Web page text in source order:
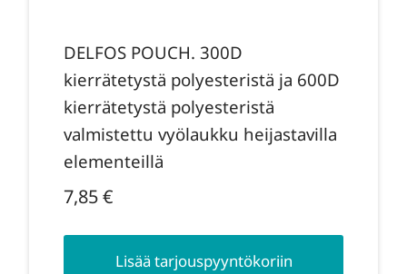
DELFOS POUCH. 300D
kierrätetystä polyesteristä ja 600D
kierrätetystä polyesteristä
valmistettu vyölaukku heijastavilla
elementeillä
7,85€
Lisää tarjouspyyntökoriin